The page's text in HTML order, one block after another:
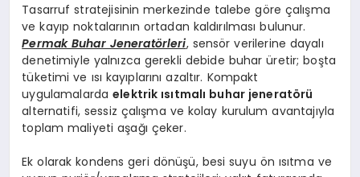
Tasarruf stratejisinin merkezinde talebe göre çalışma
ve kayıp noktalarının ortadan kaldırılması bulunur.
Permak Buhar Jeneratörleri, sensör verilerine dayalı
denetimiyle yalnızca gerekli debide buhar üretir; boşta
tüketimi ve ısı kayıplarını azaltır. Kompakt
uygulamalardaelektrik ısıtmalı buhar jeneratörü
alternatifi, sessiz çalışma ve kolay kurulum avantajıyla
toplam maliyeti aşağı çeker.
Ek olarak kondens geri dönüşü, besi suyu ön ısıtma ve